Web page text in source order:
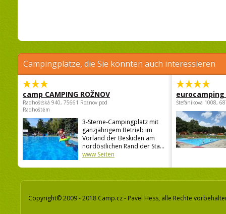
Campingplätze, die Sie könnten auch interessieren
camp CAMPING ROŽNOV
Radhošťská 940, 75661 Rožnov pod
Radhoštěm
3-Sterne-Campingplatz mit
ganzjährigem Betrieb im
Vorland der Beskiden am
nordöstlichen Rand der Sta...
www Seiten
Štefánikova 1008,
Copyright© 2009 - 2018 Camp.cz - Pavel Hess, alle Rechte